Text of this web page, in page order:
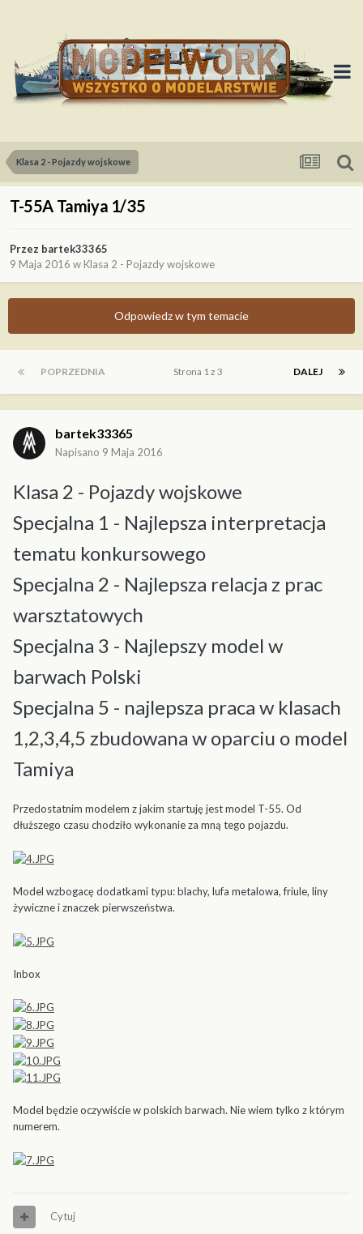
Klasa 2 - Pojazdy wojskowe
T-55A Tamiya 1/35
Przez bartek33365
9 Maja 2016 w Klasa 2 - Pojazdy wojskowe
Odpowiedz w tym temacie
POPRZEDNIA DALEJ
Strona 1 z 3
bartek33365
Napisano 9 Maja 2016
Klasa 2 - Pojazdy wojskowe
Specjalna 1 - Najlepsza interpretacja
tematu konkursowego
Specjalna 2 - Najlepsza relacja z prac
warsztatowych
Specjalna 3 - Najlepszy model w
barwach Polski
Specjalna 5 - najlepsza praca w klasach
1,2,3,4,5 zbudowana w oparciu o model
Tamiya
Przedostatnim modelem z jakim startuję jest model T-55. Od
dłuższego czasu chodziło wykonanie za mną tego pojazdu.
Model wzbogacę dodatkami typu: blachy, lufa metalowa, friule, liny
żywiczne i znaczek pierwszeństwa.
Inbox
Model będzie oczywiście w polskich barwach. Nie wiem tylko z którym
numerem.
Cytuj